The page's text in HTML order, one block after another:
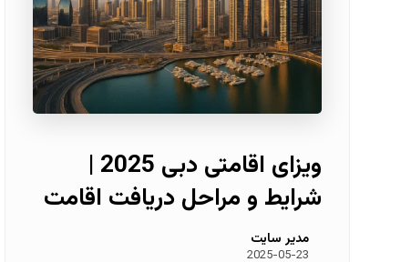
ویزای اقامتی دبی 2025 |
شرایط و مراحل دریافت اقامت
مدیر سایت
2025-05-23